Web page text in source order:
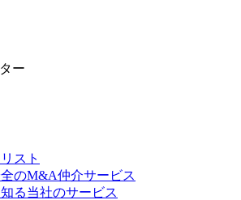
ー
スト
のM&A仲介サービス
る当社のサービス